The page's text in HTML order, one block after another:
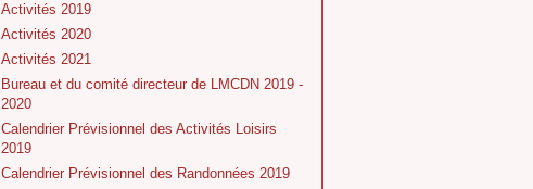
Activités 2019
Activités 2020
Activités 2021
Bureau et du comité directeur de LMCDN 2019 -
2020
Calendrier Prévisionnel des Activités Loisirs
2019
Calendrier Prévisionnel des Randonnées 2019